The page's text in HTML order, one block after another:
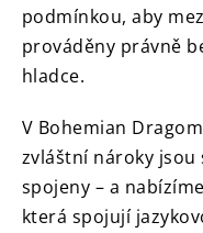
podmínkou, aby
prováděny právně
hladce.
V Bohemian
zvláštní nároky jsou
spojeny – a
která spojují